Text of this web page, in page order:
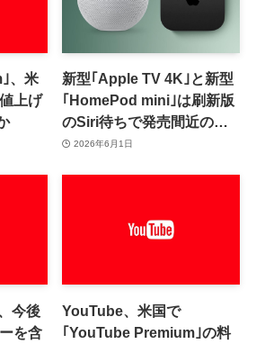
、米
上げ
新型｢Apple TV 4K｣と新型
｢HomePod mini｣は刷新版
のSiri待ちで発売間近の状
態 ｰ ｢Siri Remote｣が刷新
2026年6月1日
今後
を含
YouTube、米国で
｢YouTube Premium｣の料